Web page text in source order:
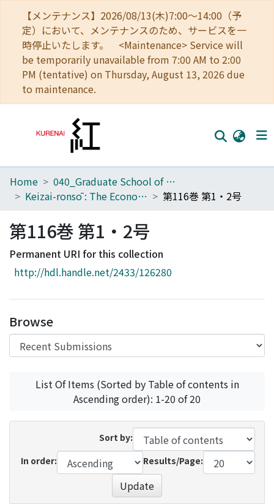
【メンテナンス】2026/08/13(木)7:00～14:00（予
定）において、メンテナンスのため、サービスを一
時停止いたします。 <Maintenance> Service will
be temporarily unavailable from 7:00 AM to 2:00
PM (tentative) on Thursday, August 13, 2026 due
to maintenance.
Home
Browse
Download Ranking
Access Statistics
Home
040_Graduate School of Economics
Keizai-ronsō : The Economic Review
第116巻 第1・2号
第116巻 第1・2号
Permanent URI for this collection
http://hdl.handle.net/2433/126280
Browse
List Of Items (Sorted by Table of contents in
Ascending order): 1-20 of 20
Sort by:
In order:
Results/Page:
Update